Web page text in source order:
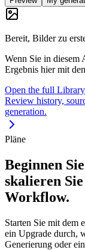
Bereit, Bilder zu
Wenn Sie in diesem
Ergebnis hier mit
Open the full Library
Review history,
generation.
Pläne
Beginnen
skalieren
Workflow.
Starten Sie mit dem
ein Upgrade durch,
Generierung oder